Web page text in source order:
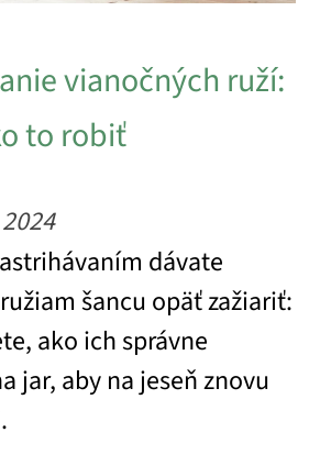
vianočných ruží:
to robiť
dávate
šancu opäť zažiariť:
ako ich správne
jar, aby na jeseň znovu